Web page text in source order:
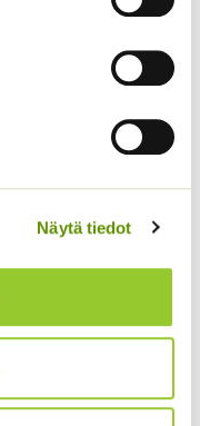
Näytä tiedot